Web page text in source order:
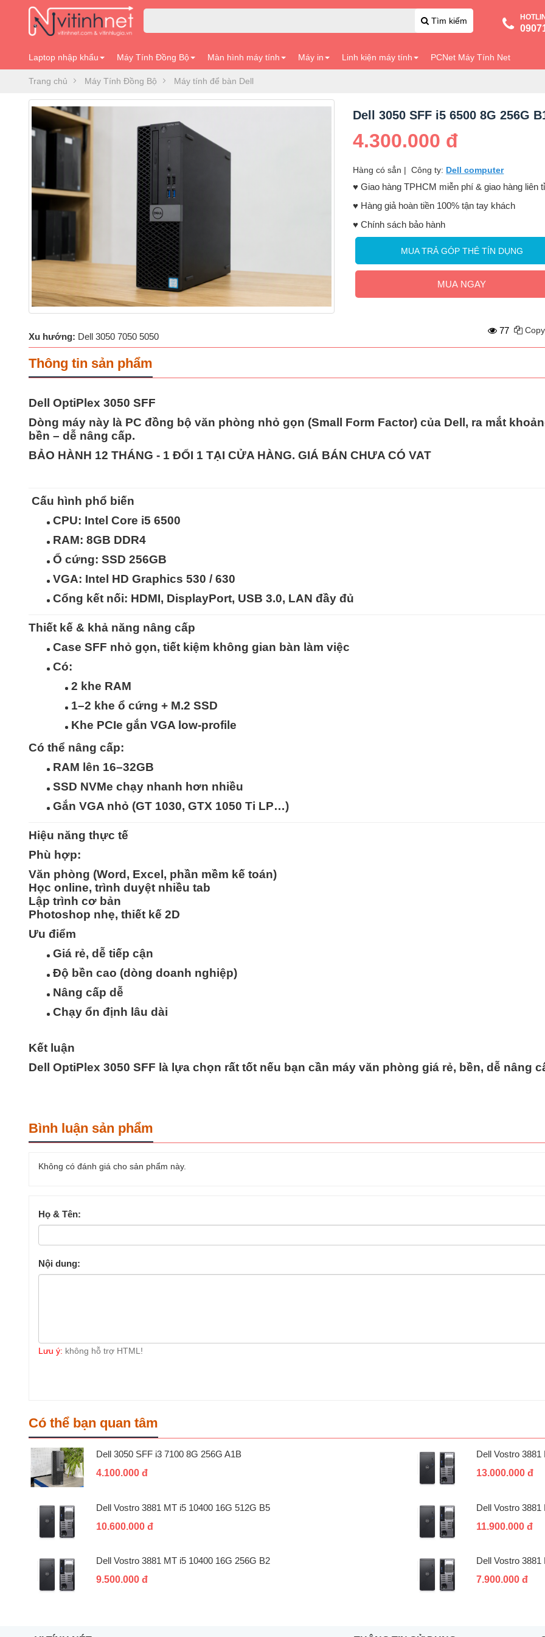
Tìm kiếm
Laptop nhập khẩu Máy Tính Đồng Bộ Màn hình máy tính Máy in Linh kiện máy tính PCNet Máy Tính Net
Trang chủ Máy Tính Đồng Bộ Máy tính để bàn Dell
Dell 3050 SFF i5 6500 8G 256G
4.300.000 đ
Hàng có sẳn |Công ty: Dell computer
♥️ Giao hàng TPHCM miễn phí & giao hàng liên
♥️ Hàng giả hoàn tiền 100% tận tay khách
♥️ Chính sách bảo hành
MUA TRẢ GÓP THẺ TÍN DỤNG
MUA NGAY
Xu hướng: Dell 3050 7050 5050
77 Copy
Thông tin sản phẩm
Dell OptiPlex 3050 SFF
Dòng máy này là PC đồng bộ văn phòng nhỏ gọn (Small Form Factor) của Dell, ra mắt
bền – dễ nâng cấp.
BẢO HÀNH 12 THÁNG - 1 ĐỔI 1 TẠI CỬA HÀNG. GIÁ BÁN CHƯA CÓ VAT
Cấu hình phổ biến
CPU: Intel Core i5 6500
RAM: 8GB DDR4
Ổ cứng: SSD 256GB
VGA: Intel HD Graphics 530 / 630
Cổng kết nối: HDMI, DisplayPort, USB 3.0, LAN đầy đủ
Thiết kế & khả năng nâng cấp
Case SFF nhỏ gọn, tiết kiệm không gian bàn làm việc
Có:
2 khe RAM
1–2 khe ổ cứng + M.2 SSD
Khe PCIe gắn VGA low-profile
Có thể nâng cấp:
RAM lên 16–32GB
SSD NVMe chạy nhanh hơn nhiều
Gắn VGA nhỏ (GT 1030, GTX 1050 Ti LP…)
Hiệu năng thực tế
Phù hợp:
Văn phòng (Word, Excel, phần mềm kế toán)
Học online, trình duyệt nhiều tab
Lập trình cơ bản
Photoshop nhẹ, thiết kế 2D
Ưu điểm
Giá rẻ, dễ tiếp cận
Độ bền cao (dòng doanh nghiệp)
Nâng cấp dễ
Chạy ổn định lâu dài
Kết luận
Dell OptiPlex 3050 SFF là lựa chọn rất tốt nếu bạn cần máy văn phòng giá rẻ, bền, dễ nâng
Bình luận sản phẩm
Không có đánh giá cho sản phẩm này.
Họ & Tên:
Nội dung:
Lưu ý: không hỗ trợ HTML!
Có thể bạn quan tâm
Dell 3050 SFF i3 7100 8G 256G A1B
4.100.000 đ
Dell Vostro
13.000.000 đ
Dell Vostro 3881 MT i5 10400 16G 512G B5
10.600.000 đ
Dell Vostro
11.900.000 đ
Dell Vostro 3881 MT i5 10400 16G 256G B2
9.500.000 đ
Dell Vostro
7.900.000 đ